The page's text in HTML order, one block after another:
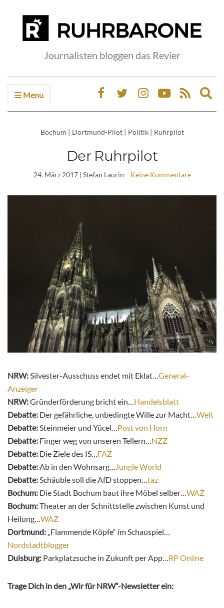
Journalisten bloggen das Revier
Menu
Bochum | Dortmund-Pilot | Politik | Ruhrpilot
Der Ruhrpilot
24. März 2017| Stefan Laurin Keine Kommentare
NRW: Silvester-Ausschuss endet mit Eklat… General-
Anzeiger
NRW:Gründerförderung bricht ein… Handelsblatt
Debatte: Der gefährliche, unbedingte Wille zur Macht… Welt
Debatte: Steinmeier und Yücel… Post von Horn
Debatte: Finger weg von unseren Tellern… NZZ
Debatte: Die Ziele des IS… FAZ
Debatte: Ab in den Wohnsarg…
Jungle World
Debatte: Schäuble soll die AfD stoppen… taz
Bochum: Die Stadt Bochum baut ihre Möbel selber… WAZ
Bochum:Theater an der Schnittstelle zwischen Kunst und
Heilung… WAZ
Dortmund: „Flammende Köpfe“ im Schauspiel…
Nordstadtblogger
Duisburg: Parkplatzsuche in Zukunft per App… RP Online
Trage Dich in den „Wir für NRW“-Newsletter ein: